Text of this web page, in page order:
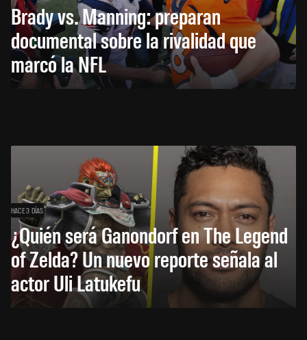
Brady vs. Manning: preparan
documental sobre la rivalidad que
marcó la NFL
HACE 3 DÍAS
¿Quién será Ganondorf en The Legend
of Zelda? Un nuevo reporte señala al
actor Uli Latukefu